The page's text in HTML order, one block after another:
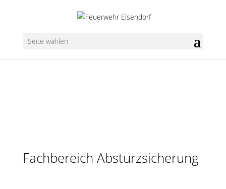
Seite wählen
Fachbereich Absturzsicherung